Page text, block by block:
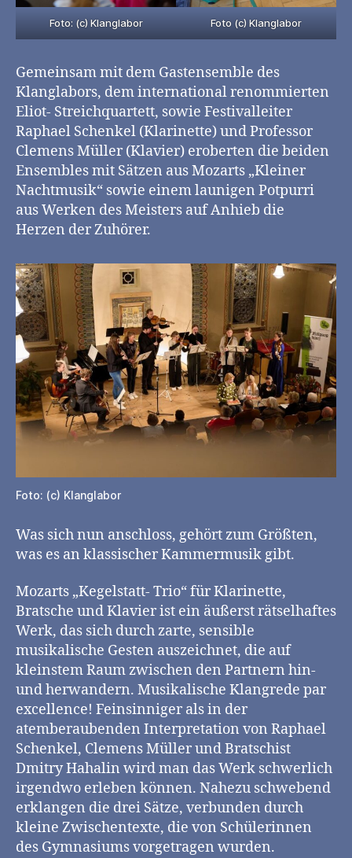
Foto: (c) Klanglabor Foto (c) Klanglabor
Gemeinsam mit dem Gastensemble des
Klanglabors, dem international renommierten
Eliot- Streichquartett, sowie Festivalleiter
Raphael Schenkel (Klarinette) und Professor
Clemens Müller (Klavier) eroberten die beiden
Ensembles mit Sätzen aus Mozarts „Kleiner
Nachtmusik“ sowie einem launigen Potpurri
aus Werken des Meisters auf Anhieb die
Herzen der Zuhörer.
Foto: (c) Klanglabor
Was sich nun anschloss, gehört zum Größten,
was es an klassischer Kammermusik gibt.
Mozarts „Kegelstatt- Trio“ für Klarinette,
Bratsche und Klavier ist ein äußerst rätselhaftes
Werk, das sich durch zarte, sensible
musikalische Gesten auszeichnet, die auf
kleinstem Raum zwischen den Partnern hin-
und herwandern. Musikalische Klangrede par
excellence! Feinsinniger als in der
atemberaubenden Interpretation von Raphael
Schenkel, Clemens Müller und Bratschist
Dmitry Hahalin wird man das Werk schwerlich
irgendwo erleben können. Nahezu schwebend
erklangen die drei Sätze, verbunden durch
kleine Zwischentexte, die von Schülerinnen
des Gymnasiums vorgetragen wurden.